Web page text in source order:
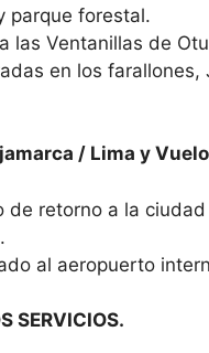
parque forestal.
las Ventanillas de
en los
/ Lima y Vuelo
de retorno a la
al aeropuerto
SERVICIOS.